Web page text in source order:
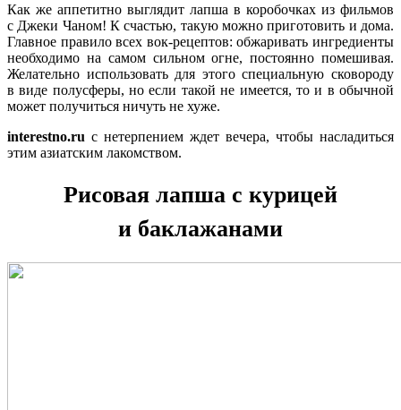
Как же аппетитно выглядит лапша в коробочках из фильмов
с Джеки Чаном! К счастью, такую можно приготовить и дома.
Главное правило всех вок-рецептов: обжаривать ингредиенты
необходимо на самом сильном огне, постоянно помешивая.
Желательно использовать для этого специальную сковороду
в виде полусферы, но если такой не имеется, то и в обычной
может получиться ничуть не хуже.
interestno.ru с нетерпением ждет вечера, чтобы насладиться
этим азиатским лакомством.
Рисовая лапша с курицей
и баклажанами